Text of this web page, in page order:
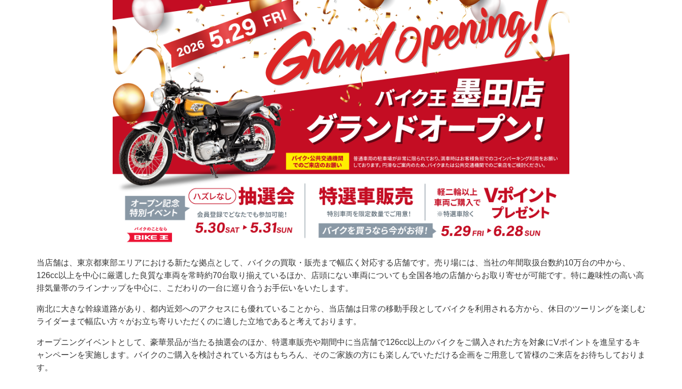
当店舗は、東京都東部エリアにおける新たな拠点として、バイクの買取・販売まで幅広く対応する店舗です。売り場には、当社の年間取扱台数約10万台の中から、
126cc以上を中心に厳選した良質な車両を常時約70台取り揃えているほか、店頭にない車両についても全国各地の店舗からお取り寄せが可能です。特に趣味性の高い高
排気量帯のラインナップを中心に、こだわりの一台に巡り合うお手伝いをいたします。
南北に大きな幹線道路があり、都内近郊へのアクセスにも優れていることから、当店舗は日常の移動手段としてバイクを利用される方から、休日のツーリングを楽しむ
ライダーまで幅広い方々がお立ち寄りいただくのに適した立地であると考えております。
オープニングイベントとして、豪華景品が当たる抽選会のほか、特選車販売や期間中に当店舗で126cc以上のバイクをご購入された方を対象にVポイントを進呈するキ
ャンペーンを実施します。バイクのご購入を検討されている方はもちろん、そのご家族の方にも楽しんでいただける企画をご用意して皆様のご来店をお待ちしておりま
す。